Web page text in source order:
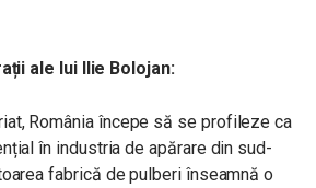
ale lui Ilie Bolojan:
România începe să se profileze ca
în industria de apărare din sud-
fabrică de pulberi înseamnă o